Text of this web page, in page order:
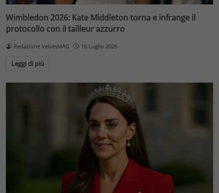
Wimbledon 2026: Kate Middleton torna e infrange il
protocollo con il tailleur azzurro
Redazione VelvetMAG 16 Luglio 2026
Leggi di più